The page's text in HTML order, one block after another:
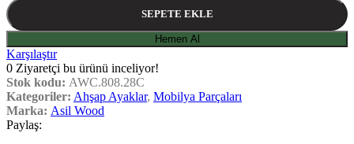
SEPETE EKLE
Hemen Al
Karşılaştır
0 Ziyaretçi bu ürünü inceliyor!
Stok kodu: AWC.808.28C
Kategoriler: Ahşap Ayaklar, Mobilya Parçaları
Marka: Asil Wood
Paylaş: